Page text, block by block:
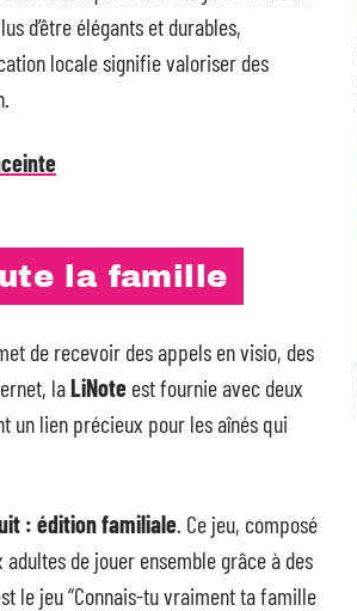
d’être élégants et durables,
locale signifie valoriser des
la famille
de recevoir des appels en visio, des
laLiNote est fournie avec deux
un lien précieux pour les aînés qui
: édition familiale. Ce jeu, composé
de jouer ensemble grâce à des
le jeu “Connais-tu vraiment ta famille